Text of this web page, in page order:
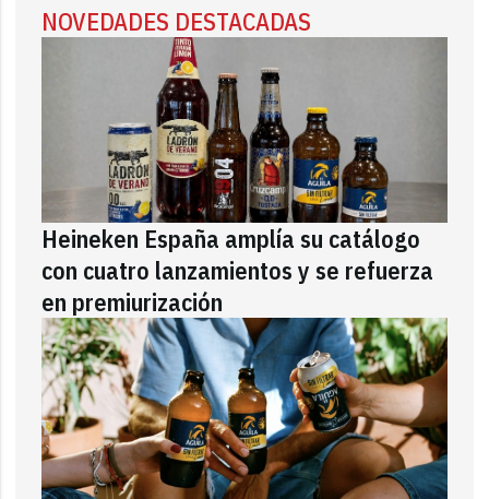
NOVEDADES DESTACADAS
Heineken España amplía su catálogo
con cuatro lanzamientos y se refuerza
en premiurización